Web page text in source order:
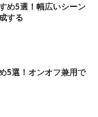
め5選！幅広いシーン
する
5選！オンオフ兼用で